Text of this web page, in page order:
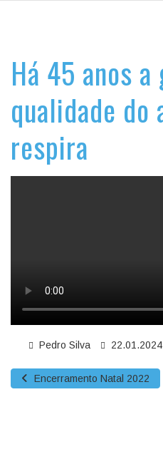
Há 45 anos
qualidade do
respira
Pedro Silva 22.01.2024
Encerramento Natal 2022